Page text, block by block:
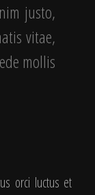
justo,
vitae,
mollis
orci luctus et